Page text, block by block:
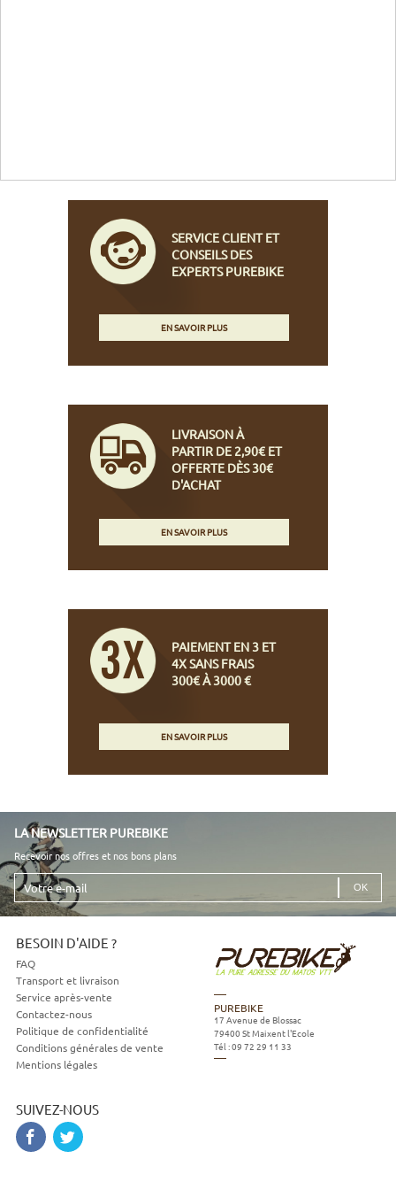
SERVICE CLIENT ET
CONSEILS DES
EXPERTS PUREBIKE
EN SAVOIR PLUS
LIVRAISON À
PARTIR DE 2,90€ ET
OFFERTE DÈS 30€
D'ACHAT
EN SAVOIR PLUS
PAIEMENT EN 3 ET
4X SANS FRAIS
300€ À 3000 €
EN SAVOIR PLUS
LA NEWSLETTER PUREBIKE
Recevoir nos offres et nos bons plans
Votre
e-
mail
BESOIN D'AIDE ?
FAQ
Transport et livraison
Service après-vente
Contactez-nous
Politique de confidentialité
Conditions générales de vente
Mentions légales
SUIVEZ-NOUS
PUREBIKE
17 Avenue de Blossac
79400 St Maixent l'Ecole
Tél :09 72 29 11 33